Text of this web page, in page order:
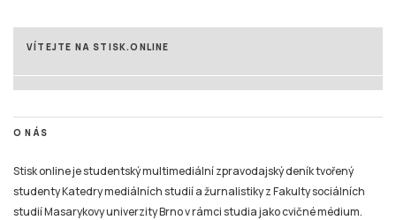
VÍTEJTE NA STISK.ONLINE
O NÁS
Stisk online je studentský multimediální zpravodajský deník tvořený
studenty Katedry mediálních studií a žurnalistiky z Fakulty sociálních
studií Masarykovy univerzity Brno v rámci studia jako cvičné médium.